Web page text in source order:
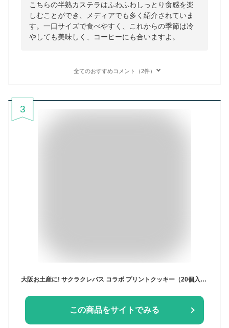
こちらの半熟カステラはふわふわしっとり食感を楽
しむことができ、メディアでも多く紹介されていま
す。一口サイズで食べやすく、これからの季節は冷
やしても美味しく、コーヒーにも合いますよ。
全てのおすすめコメント（2件）
3
大阪お土産に! サクラクレパス コラボ プリントクッキー（20個入り）
この商品をサイトでみる